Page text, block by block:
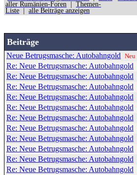
aller Rumänien-Foren
Themen-
Liste
alle Beiträge anzeigen
Beiträge
Neue Betrugsmasche: Autobahngold Neu
Re: Neue Betrugsmasche: Autobahngold
Re: Neue Betrugsmasche: Autobahngold
Re: Neue Betrugsmasche: Autobahngold
Re: Neue Betrugsmasche: Autobahngold
Re: Neue Betrugsmasche: Autobahngold
Re: Neue Betrugsmasche: Autobahngold
Re: Neue Betrugsmasche: Autobahngold
Re: Neue Betrugsmasche: Autobahngold
Re: Neue Betrugsmasche: Autobahngold
Re: Neue Betrugsmasche: Autobahngold
Re: Neue Betrugsmasche: Autobahngold